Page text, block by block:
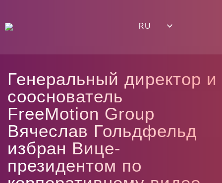
RU
Генеральный директор и
сооснователь
FreeMotion Group
Вячеслав Гольдфельд
избран Вице-
президентом по